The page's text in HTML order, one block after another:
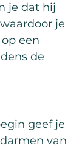
je dat hij
je
een
de
geef je
van